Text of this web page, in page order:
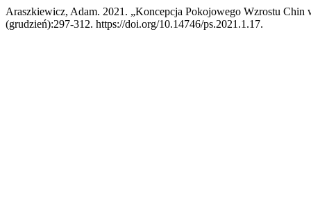
Araszkiewicz, Adam. 2021. „Koncepcja Pokojowego Wzrostu Chin
(grudzień):297-312. https://doi.org/10.14746/ps.2021.1.17.